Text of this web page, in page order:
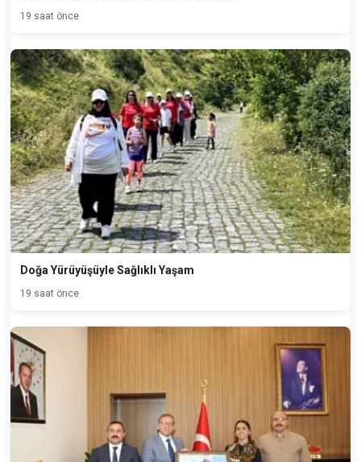
19 saat önce
Doğa Yürüyüşüyle Sağlıklı Yaşam
19 saat önce